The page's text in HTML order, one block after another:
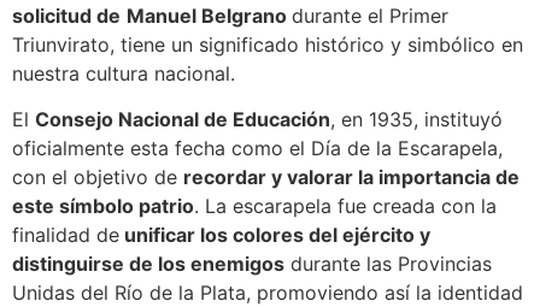
solicitud de Manuel Belgrano durante el Primer
Triunvirato, tiene un significado histórico y simbólico en
nuestra cultura nacional.
El Consejo Nacional de Educación, en 1935, instituyó
oficialmente esta fecha como el Día de la Escarapela,
con el objetivo de recordar y valorar la importancia de
este símbolo patrio. La escarapela fue creada con la
finalidad de unificar los colores del ejército y
distinguirse de los enemigos durante las Provincias
Unidas del Río de la Plata, promoviendo así la identidad